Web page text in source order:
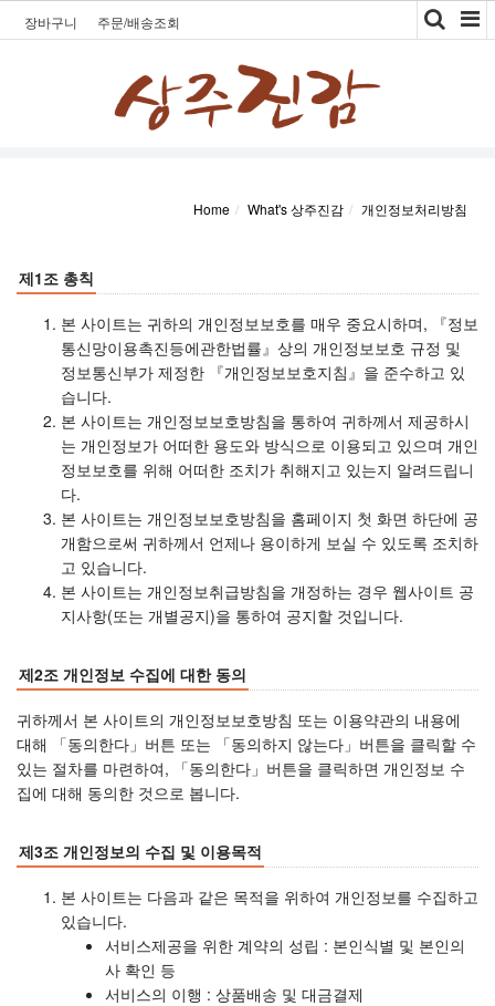
장바구니 주문/배송조회
Toggle
navigation
Home What's 상주진감 개인정보처리방침
제1조 총칙
본 사이트는 귀하의 개인정보보호를 매우 중요시하며, 『정보
통신망이용촉진등에관한법률』상의 개인정보보호 규정 및
정보통신부가 제정한 『개인정보보호지침』을 준수하고 있
습니다.
본 사이트는 개인정보보호방침을 통하여 귀하께서 제공하시
는 개인정보가 어떠한 용도와 방식으로 이용되고 있으며 개인
정보보호를 위해 어떠한 조치가 취해지고 있는지 알려드립니
다.
본 사이트는 개인정보보호방침을 홈페이지 첫 화면 하단에 공
개함으로써 귀하께서 언제나 용이하게 보실 수 있도록 조치하
고 있습니다.
본 사이트는 개인정보취급방침을 개정하는 경우 웹사이트 공
지사항(또는 개별공지)을 통하여 공지할 것입니다.
제2조 개인정보 수집에 대한 동의
귀하께서 본 사이트의 개인정보보호방침 또는 이용약관의 내용에
대해 「동의한다」버튼 또는 「동의하지 않는다」버튼을 클릭할 수
있는 절차를 마련하여, 「동의한다」버튼을 클릭하면 개인정보 수
집에 대해 동의한 것으로 봅니다.
제3조 개인정보의 수집 및 이용목적
본 사이트는 다음과 같은 목적을 위하여 개인정보를 수집하고
있습니다.
서비스제공을 위한 계약의 성립 : 본인식별 및 본인의
사 확인 등
서비스의 이행 : 상품배송 및 대금결제